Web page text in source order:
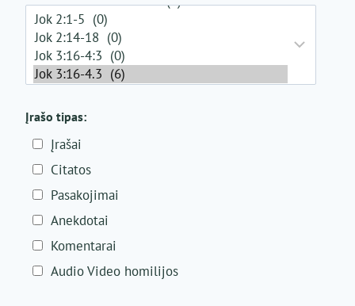
Įrašo tipas:
Įrašai
Citatos
Pasakojimai
Anekdotai
Komentarai
Audio Video homilijos